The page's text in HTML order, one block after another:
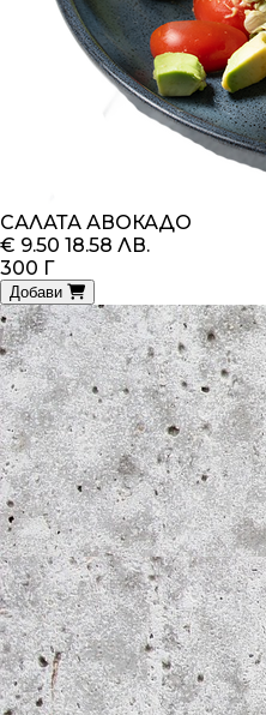
САЛАТА АВОКАДО
€ 9.50 18.58 ЛВ.
300 Г
Добави